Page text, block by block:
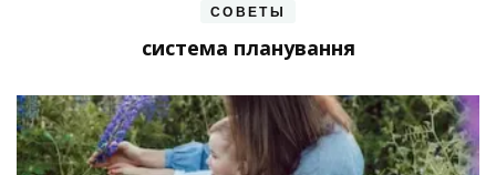
СОВЕТЫ
система планування